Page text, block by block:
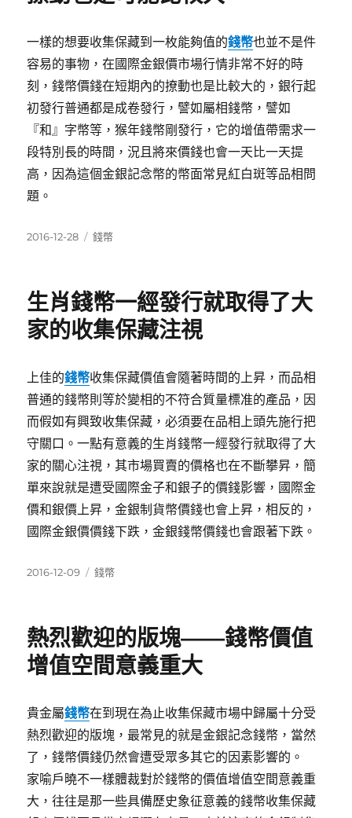
一樣的想要收集保藏到一枚能夠值的錢幣也並不是件
容易的事物，在國際金銀價市場行情非常不好的時
刻，錢幣價錢在短期內的撩動也是比較大的，銀行起
初發行普通都是成卷發行，譬如屬相錢幣，譬如
『和』字幣等，猴年錢幣剛發行，它的增值帶需求一
段特別長的時間，況且將來價錢也會一天比一天提
高，因為這個金銀記念幣的幣面常見紅白斑等品相問
題。
發
2016-12-28
分
錢幣
生肖錢幣一經發行就取得了大
家的收集保藏注視
上佳的錢幣收集保藏價值會隨著時間的上昇，而品相
普通的錢幣則等於變相的不符合質量標准的產品，因
而假如有興致收集保藏，必須要在品相上頭先施行把
守關口。一點有意義的生肖錢幣一經發行就取得了大
家的關心注視，其市場買賣的價格也在不斷攀昇，簡
單來說就是遭受國際金子和銀子的價錢影響，國際金
價和銀價上昇，金銀制貨幣價錢也會上昇，相反的，
國際金銀價價錢下跌，金銀錢幣價錢也會跟著下跌。
發
2016-12-09
分
錢幣
熱烈歡迎的版塊——錢幣價值
增值空間意義重大
貴金屬錢幣在到現在為止收集保藏市場中歸屬十分受
熱烈歡迎的版塊，最常見的就是金銀記念錢幣，當然
了，錢幣價錢仍然會遭受眾多其它的因素影響的。
家喻戶曉不一樣體裁對於錢幣的價值增值空間意義重
大，往往是那一些具備歷史象征意義的錢幣收集保藏